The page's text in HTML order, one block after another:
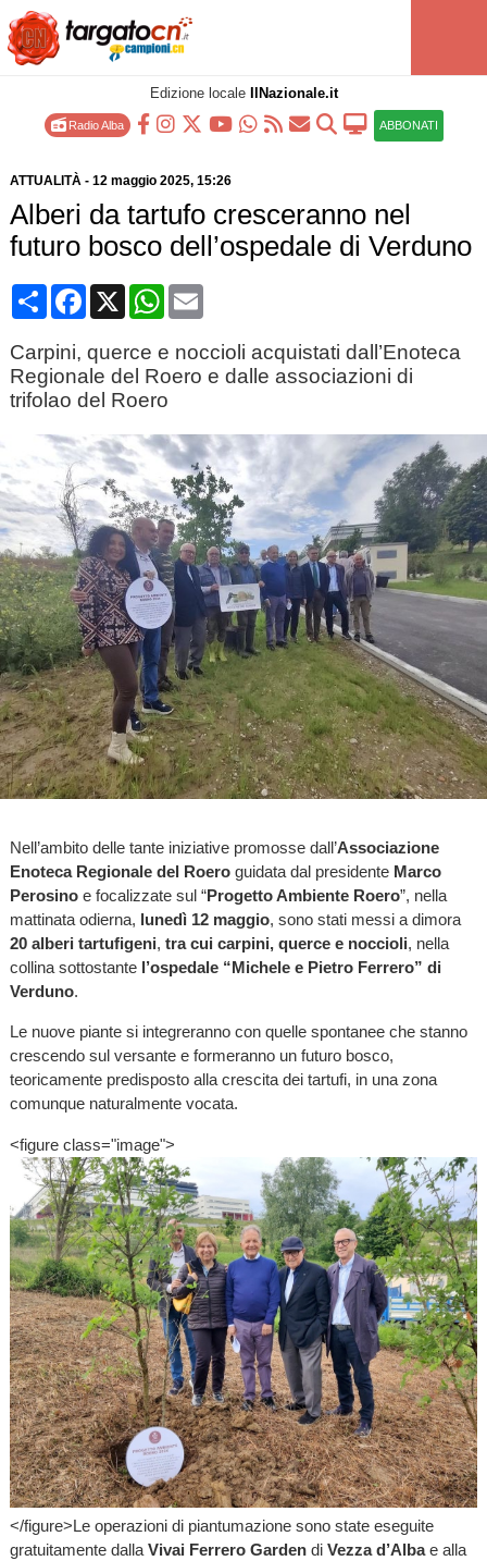
Edizione locale IlNazionale.it
Radio Alba ABBONATI
ATTUALITÀ- 12 maggio 2025, 15:26
Alberi da tartufo cresceranno nel
futuro bosco dell’ospedale di Verduno
CondividiFacebook
X WhatsApp
Email
Carpini, querce e noccioli acquistati dall’Enoteca
Regionale del Roero e dalle associazioni di
trifolao del Roero
Nell’ambito delle tante iniziative promosse dall’Associazione
Enoteca Regionale del Roeroguidata dal presidente Marco
Perosinoe focalizzate sul “Progetto Ambiente Roero”, nella
mattinata odierna, lunedì 12 maggio, sono stati messi a dimora
20 alberi tartufigeni, tra cui carpini, querce e noccioli, nella
collina sottostante l’ospedale “Michele e Pietro Ferrero” di
Verduno.
Le nuove piante si integreranno con quelle spontanee che stanno
crescendo sul versante e formeranno un futuro bosco,
teoricamente predisposto alla crescita dei tartufi, in una zona
comunque naturalmente vocata.
<figure class="image">
</figure>Le operazioni di piantumazione sono state eseguite
gratuitamente dalla Vivai Ferrero Garden di Vezza d’Albae alla